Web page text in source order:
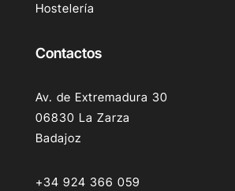
Hostelería
Contactos
Av. de Extremadura 30
06830 La Zarza
Badajoz
+34 924 366 059